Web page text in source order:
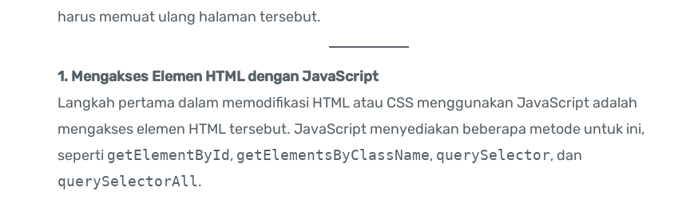
harus memuat ulang halaman tersebut.
1. Mengakses Elemen HTML dengan JavaScript
Langkah pertama dalam memodifikasi HTML atau CSS menggunakan JavaScript adalah
mengakses elemen HTML tersebut. JavaScript menyediakan beberapa metode untuk ini,
seperti getElementById, getElementsByClassName, querySelector, dan
querySelectorAll.